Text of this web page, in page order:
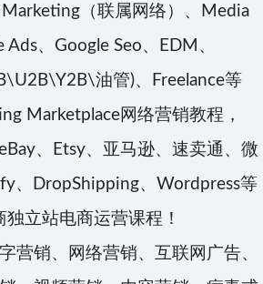
（联属网络）、Media
Ads、Google Seo、EDM、
油管)、Freelance等
Marketplace网络营销教程，
、Etsy、亚马逊、速卖通、微
、DropShipping、Wordpress等
独立站电商运营课程！
营销、网络营销、互联网广告、